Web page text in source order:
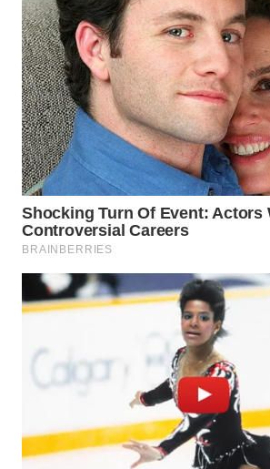
TANJUNG
LESUNG
WN
KARO
WN
SIMALUNGUN
WN
LABUHANBATU
WN
TAPANULI
SERDANG
WN
TEBING